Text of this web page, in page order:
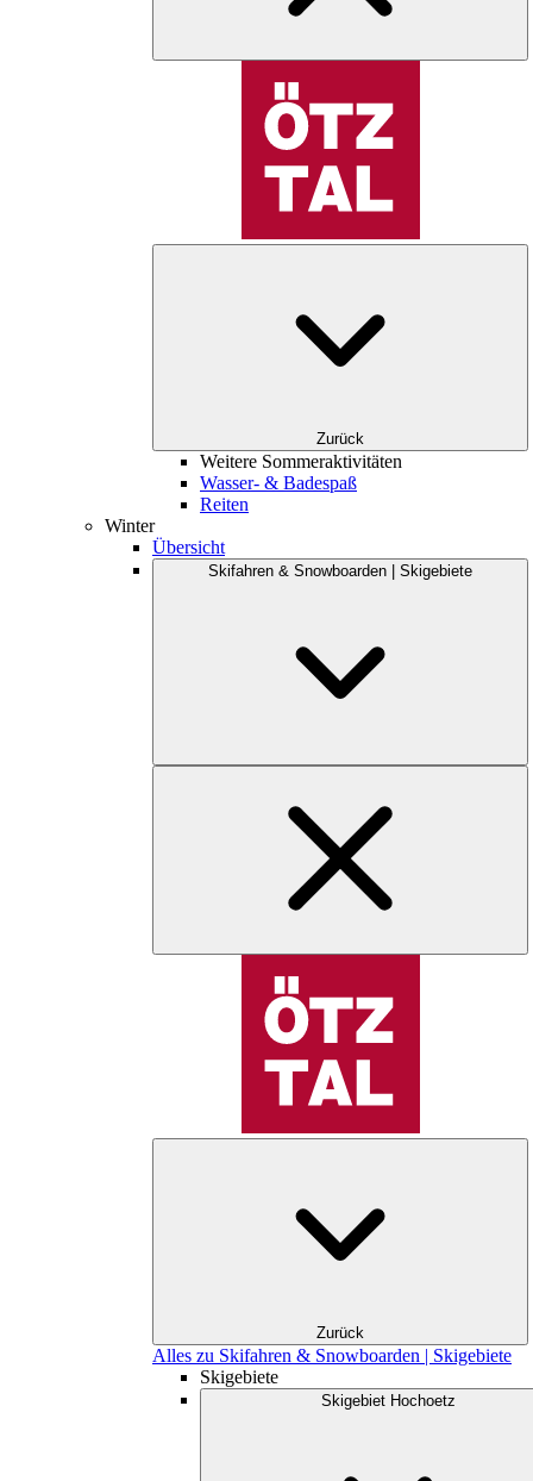
Zurück
Weitere Sommeraktivitäten
Wasser- & Badespaß
Reiten
Winter
Übersicht
Skifahren & Snowboarden | Skigebiete
Zurück
Alles zu Skifahren & Snowboarden | Skigebiete
Skigebiete
Skigebiet Hochoetz